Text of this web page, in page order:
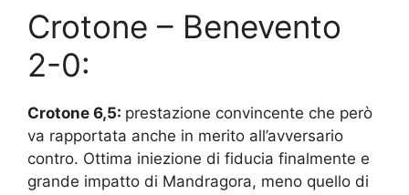
Crotone – Benevento
2-0:
Crotone 6,5: prestazione convincente che però
va rapportata anche in merito all’avversario
contro. Ottima iniezione di fiducia finalmente e
grande impatto di Mandragora, meno quello di